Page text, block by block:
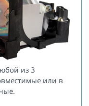
из 3
или в